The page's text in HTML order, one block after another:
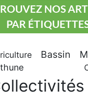
NOS
PAR
Bassin